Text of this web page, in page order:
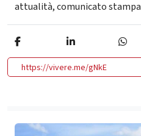
attualità,comunicato stampa
https://vivere.me/gNkE